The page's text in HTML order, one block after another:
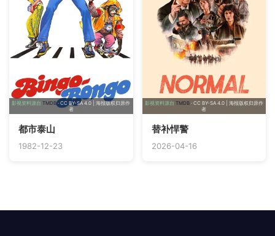
影视资料源自TMDB· CC BY-SA 4.0 | 海报版权归原作
者
都市泰山
1982-12-23
影视资料源自 TMDB· CC BY-SA 4.0 | 海报版权归原作
者
替补悍警
2026-04-16